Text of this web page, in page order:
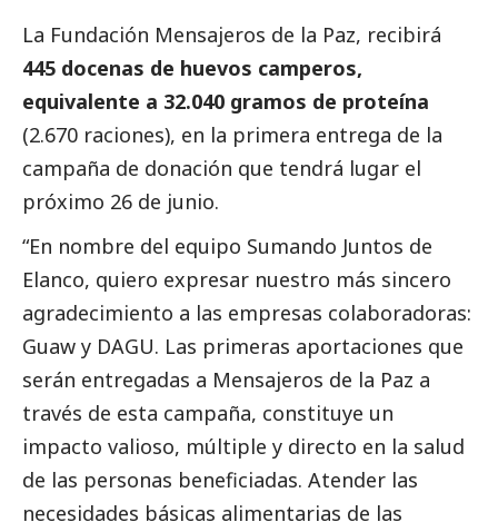
La Fundación Mensajeros de la Paz, recibirá
445 docenas de huevos camperos,
equivalente a 32.040 gramos de proteína
(2.670 raciones), en la primera entrega de la
campaña de donación que tendrá lugar el
próximo 26 de junio.
“En nombre del equipo Sumando Juntos de
Elanco, quiero expresar nuestro más sincero
agradecimiento a las empresas colaboradoras:
Guaw y DAGU. Las primeras aportaciones que
serán entregadas a Mensajeros de la Paz a
través de esta campaña, constituye un
impacto valioso, múltiple y directo en la salud
de las personas beneficiadas. Atender las
necesidades básicas alimentarias de las